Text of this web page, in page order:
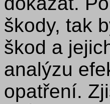
škody, tak
škod a
analýzu
opatření.